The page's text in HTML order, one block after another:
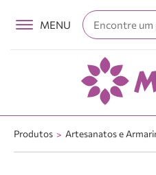
Produtos Artesanatos e